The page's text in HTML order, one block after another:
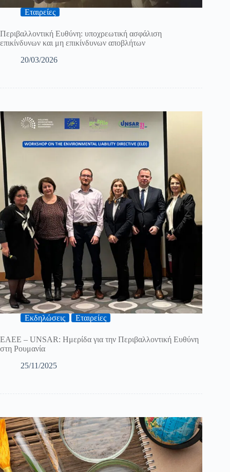
Εταιρείες
Περιβαλλοντική Ευθύνη: υποχρεωτική ασφάλιση
επικίνδυνων και μη επικίνδυνων αποβλήτων
20/03/2026
Εκδηλώσεις Εταιρείες
ΕΑΕΕ – UNSAR: Ημερίδα για την Περιβαλλοντική Ευθύνη
στη Ρουμανία
25/11/2025